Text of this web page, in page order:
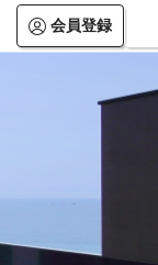
会員登録